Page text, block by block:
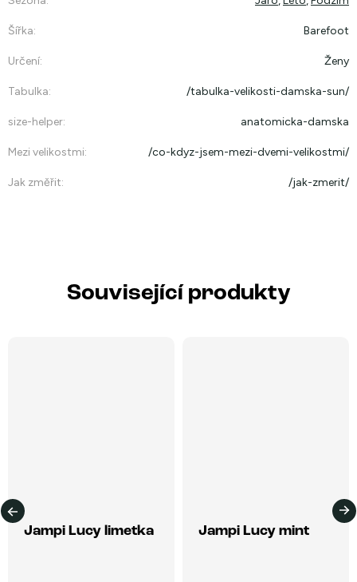
Šířka: Barefoot
Určení: Ženy
Tabulka: /tabulka-velikosti-damska-sun/
size-helper: anatomicka-damska
Mezi velikostmi: /co-kdyz-jsem-mezi-dvemi-velikostmi/
Jak změřit: /jak-zmerit/
Související produkty
Jampi Lucy limetka Jampi Lucy mint